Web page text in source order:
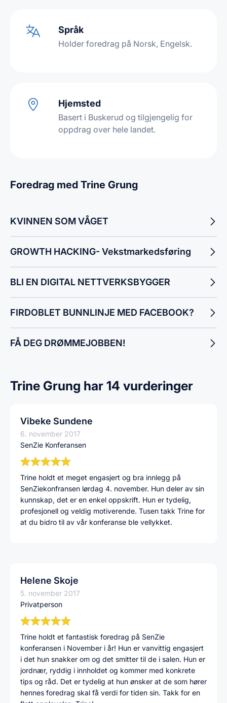
Språk
Holder foredrag på Norsk, Engelsk.
Hjemsted
Basert i Buskerud og tilgjengelig for
oppdrag over hele landet.
Foredrag med Trine Grung
KVINNEN SOM VÅGET
GROWTH HACKING- Vekstmarkedsføring
BLI EN DIGITAL NETTVERKSBYGGER
FIRDOBLET BUNNLINJE MED FACEBOOK?
FÅ DEG DRØMMEJOBBEN!
Trine Grung har 14 vurderinger
Vibeke Sundene
6. november 2017
SenZie Konferansen
Trine holdt et meget engasjert og bra innlegg på
SenZiekonfransen lørdag 4. november. Hun deler av sin
kunnskap, det er en enkel oppskrift. Hun er tydelig,
profesjonell og veldig motiverende. Tusen takk Trine for
at du bidro til av vår konferanse ble vellykket.
Helene Skoje
5. november 2017
Privatperson
Trine holdt et fantastisk foredrag på SenZie
konferansen i November i år! Hun er vanvittig engasjert
i det hun snakker om og det smitter til de i salen. Hun er
jordnær, ryddig i innholdet og kommer med konkrete
tips og råd. Det er tydelig at hun ønsker at de som hører
hennes foredrag skal få verdi for tiden sin. Takk for en